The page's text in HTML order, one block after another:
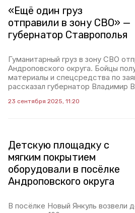
«Ещё один груз
отправили в зону СВО» —
губернатор Ставрополья
Гуманитарный груз в зону СВО
Андроповского округа. Бойцы
материалы и спецсредства по
рассказал губернатор Владимир
23 сентября 2025, 11:20
Детскую площадку с
мягким покрытием
оборудовали в посёлке
Андроповского округа
В посёлке Новый Янкуль возвели